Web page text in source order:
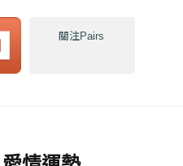
關注Pairs